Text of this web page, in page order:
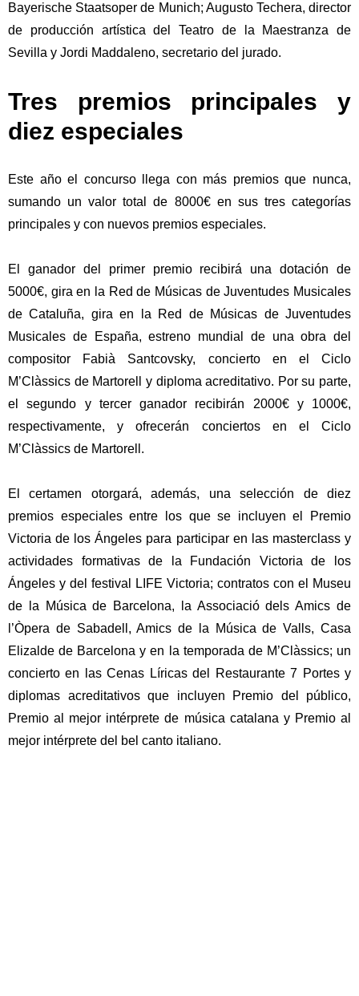
Bayerische Staatsoper de Munich; Augusto Techera, director
de producción artística del Teatro de la Maestranza de
Sevilla y Jordi Maddaleno, secretario del jurado.
Tres premios principales y
diez especiales
Este año el concurso llega con más premios que nunca,
sumando un valor total de 8000€ en sus tres categorías
principales y con nuevos premios especiales.
El ganador del primer premio recibirá una dotación de
5000€, gira en la Red de Músicas de Juventudes Musicales
de Cataluña, gira en la
Red de Músicas de Juventudes
Musicales de España,estreno mundial de una obra del
compositor
Fabià Santcovsky, concierto en elCiclo
M’Clàssics de Martorell y diploma acreditativo. Por su parte,
el segundo y tercer ganador recibirán 2000€ y 1000€,
respectivamente, y ofrecerán conciertos en el
Ciclo
M’Clàssics de Martorell .
El certamen otorgará, además, una selección de diez
premios especialesentre los que se incluyen el Premio
Victoria de los Ángeles para participar en las masterclass y
actividades formativas de la Fundación Victoria de los
Ángeles y del festival LIFE Victoria; contratos con el
Museu
de la Música de Barcelona, la Associació dels Amics de
l’Òpera de Sabadell, Amics de la Música de Valls, Casa
Elizalde de Barcelona y en la temporada de M’Clàssics; un
concierto en lasCenas Líricas del Restaurante 7 Portesy
diplomas acreditativos que incluyen
Premio del público,
Premio al mejor intérprete de música catalana y Premio al
mejor intérprete del bel canto italiano.